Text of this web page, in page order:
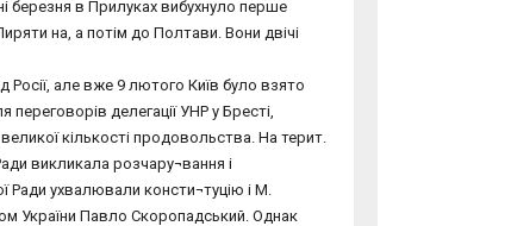
березня в Прилуках вибухнуло перше
на, а потім до Полтави. Вони двічі
Росії, але вже 9 лютого Київ було взято
делегації УНР у Бресті,
кількості продовольства. На терит.
викликала розчару¬вання і
Ради ухвалювали консти¬туцію і М.
України Павло Скоропадський. Однак